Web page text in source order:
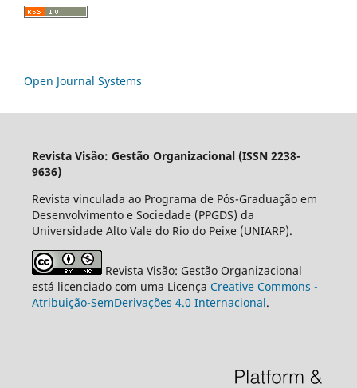
Open Journal Systems
Revista Visão: Gestão Organizacional (ISSN 2238-
9636)
Revista vinculada ao Programa de Pós-Graduação em
Desenvolvimento e Sociedade (PPGDS) da
Universidade Alto Vale do Rio do Peixe (UNIARP).
Revista Visão: Gestão Organizacional
está licenciado com uma Licença Creative Commons -
Atribuição-SemDerivações 4.0 Internacional.